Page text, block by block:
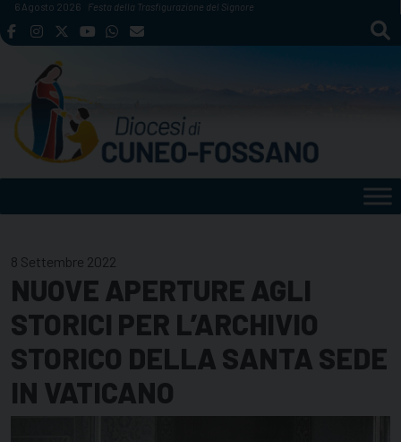
Skip
to
6 Agosto 2026 Festa della Trasfigurazione del Signore
8 Settembre 2022
NUOVE APERTURE AGLI
STORICI PER L’ARCHIVIO
STORICO DELLA SANTA SEDE
IN VATICANO